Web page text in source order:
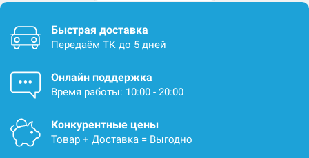
Быстрая доставка
Передаём ТК до 5 дней
Онлайн поддержка
Время работы: 10:00 - 20:00
Конкурентные цены
Товар + Доставка = Выгодно